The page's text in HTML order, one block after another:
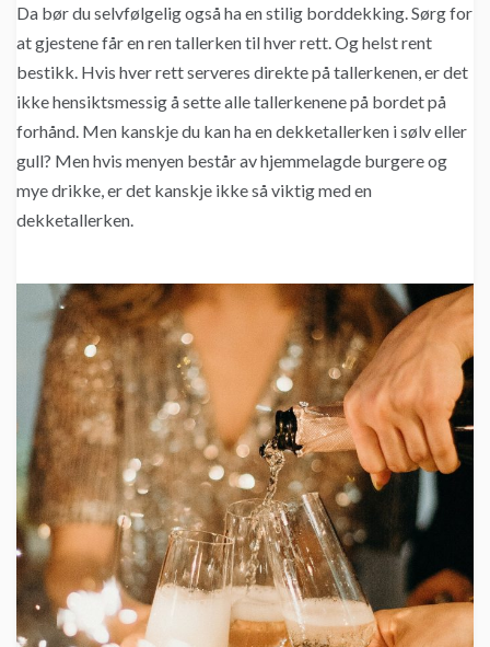
Da bør du selvfølgelig også ha en stilig borddekking. Sørg for
at gjestene får en ren tallerken til hver rett. Og helst rent
bestikk. Hvis hver rett serveres direkte på tallerkenen, er det
ikke hensiktsmessig å sette alle tallerkenene på bordet på
forhånd. Men kanskje du kan ha en dekketallerken i sølv eller
gull? Men hvis menyen består av hjemmelagde burgere og
mye drikke, er det kanskje ikke så viktig med en
dekketallerken.